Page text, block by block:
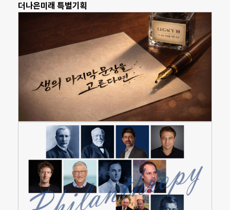
더나은미래 특별기획